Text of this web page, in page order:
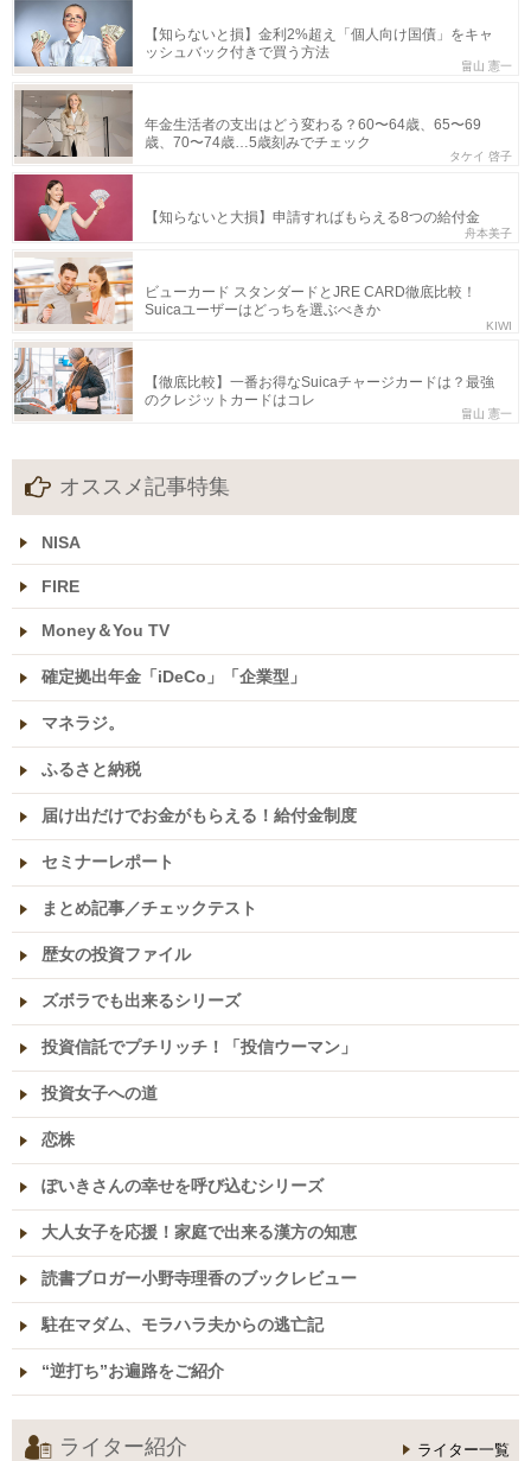
【知らないと損】金利2%超え「個人向け国債」をキャ
ッシュバック付きで買う方法
畠山 憲一
年金生活者の支出はどう変わる？60〜64歳、65〜69
歳、70〜74歳…5歳刻みでチェック
タケイ 啓子
【知らないと大損】申請すればもらえる8つの給付金
舟本美子
ビューカード スタンダードとJRE CARD徹底比較！
Suicaユーザーはどっちを選ぶべきか
KIWI
【徹底比較】一番お得なSuicaチャージカードは？最強
のクレジットカードはコレ
畠山 憲一
オススメ記事特集
NISA
FIRE
Money＆You TV
確定拠出年金「iDeCo」「企業型」
マネラジ。
ふるさと納税
届け出だけでお金がもらえる！給付金制度
セミナーレポート
まとめ記事／チェックテスト
歴女の投資ファイル
ズボラでも出来るシリーズ
投資信託でプチリッチ！「投信ウーマン」
投資女子への道
恋株
ぽいきさんの幸せを呼び込むシリーズ
大人女子を応援！家庭で出来る漢方の知恵
読書ブロガー小野寺理香のブックレビュー
駐在マダム、モラハラ夫からの逃亡記
“逆打ち”お遍路をご紹介
ライター紹介 ライター一覧